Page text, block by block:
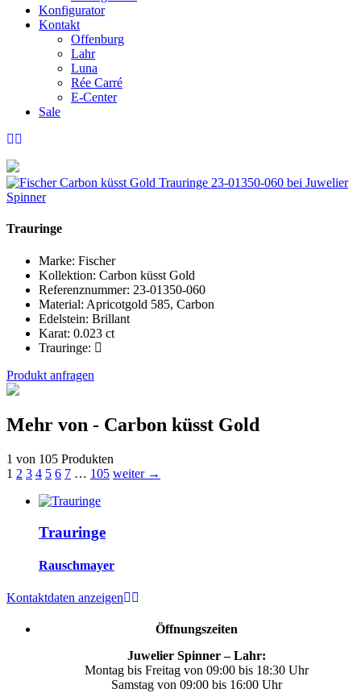
Konfigurator
Kontakt
Offenburg
Lahr
Luna
Rée Carré
E-Center
Sale
Trauringe
Marke: Fischer
Kollektion: Carbon küsst Gold
Referenznummer: 23-01350-060
Material: Apricotgold 585, Carbon
Edelstein: Brillant
Karat: 0.023 ct
Trauringe:
Produkt anfragen
Mehr von - Carbon küsst Gold
1 von 105 Produkten
1 2 3 4 5 6 7 … 105 weiter →
Trauringe
Rauschmayer
Kontaktdaten anzeigen
Öffnungszeiten
Juwelier Spinner – Lahr:
Montag bis Freitag von 09:00 bis 18:30 Uhr
Samstag von 09:00 bis 16:00 Uhr